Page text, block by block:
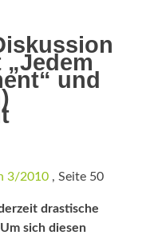
und
3/2010 , Seite 50
drastische
sich diesen